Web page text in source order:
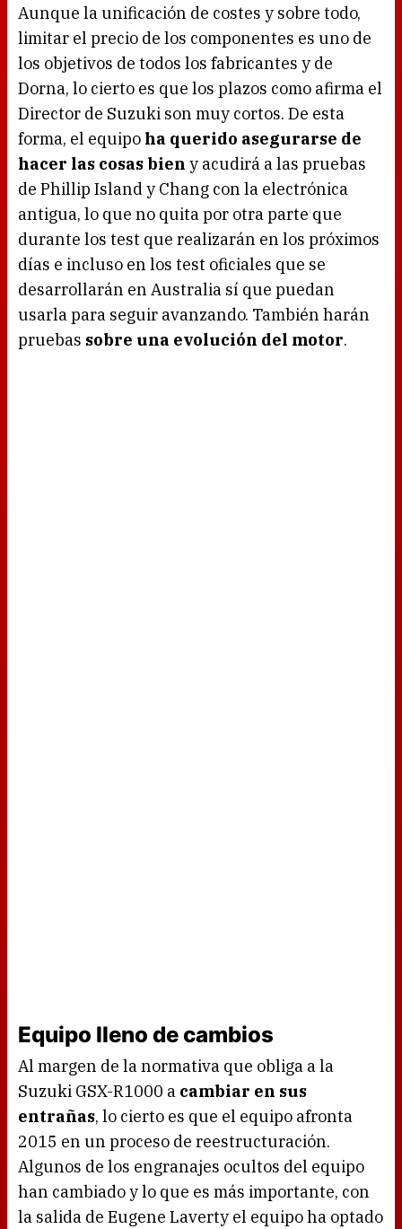
Aunque la unificación de costes y sobre todo,
limitar el precio de los componentes es uno de
los objetivos de todos los fabricantes y de
Dorna, lo cierto es que los plazos como afirma el
Director de Suzuki son muy cortos. De esta
forma, el equipo ha querido asegurarse de
hacer las cosas bien y acudirá a las pruebas
de Phillip Island y Chang con la electrónica
antigua, lo que no quita por otra parte que
durante los test que realizarán en los próximos
días e incluso en los test oficiales que se
desarrollarán en Australia sí que puedan
usarla para seguir avanzando. También harán
pruebas sobre una evolución del motor.
Equipo lleno de cambios
Al margen de la normativa que obliga a la
Suzuki GSX-R1000 a cambiar en sus
entrañas, lo cierto es que el equipo afronta
2015 en un proceso de reestructuración.
Algunos de los engranajes ocultos del equipo
han cambiado y lo que es más importante, con
la salida de Eugene Laverty el equipo ha optado